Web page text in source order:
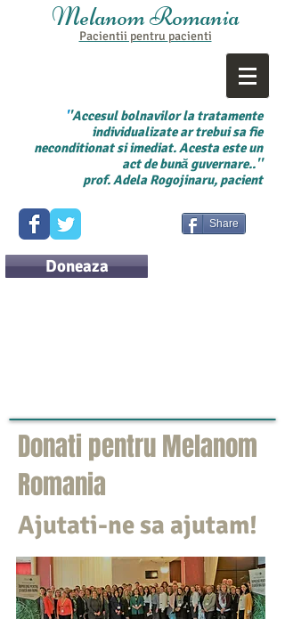
Melanom Romania
Pacientii pentru pacienti
''Accesul bolnavilor la tratamente
individualizate ar trebui sa fie
neconditionat si imediat. Acesta este un
act de bună guvernare..''
prof. Adela Rogojinaru, pacient
Share
Doneaza
Donati pentru Melanom
Romania
Ajutati-ne sa ajutam!